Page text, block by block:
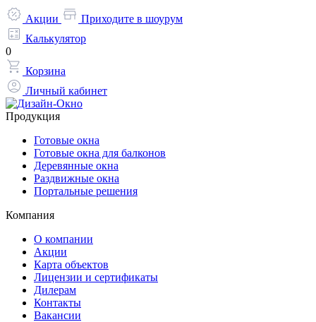
Акции
Приходите в шоурум
Калькулятор
0
Корзина
Личный кабинет
Продукция
Готовые окна
Готовые окна для балконов
Деревянные окна
Раздвижные окна
Портальные решения
Компания
О компании
Акции
Карта объектов
Лицензии и сертификаты
Дилерам
Контакты
Вакансии